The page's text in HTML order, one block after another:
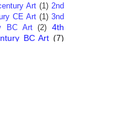
Art (1) 2nd
CE Art (1) 3nd
BC Art (2) 4th
BC Art (7)